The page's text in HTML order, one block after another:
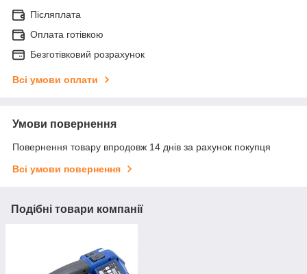
Післяплата
Оплата готівкою
Безготівковий розрахунок
Всі умови оплати
Умови повернення
Повернення товару впродовж 14 днів за рахунок покупця
Всі умови повернення
Подібні товари компанії